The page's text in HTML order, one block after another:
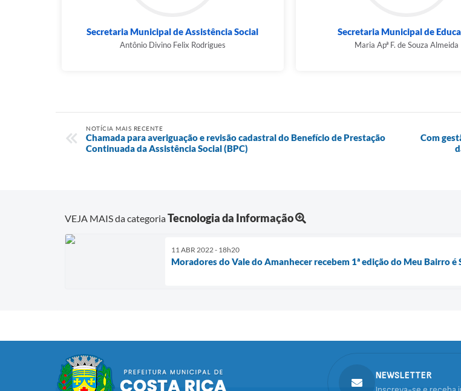
Secretaria Municipal de Assistência Social
Antônio Divino Felix Rodrigues
Secretaria Municipal de
Maria Apª F. de Souza Almeida
NOTÍCIA MAIS RECENTE
Chamada para averiguação e revisão cadastral do Benefício de Prestação
Continuada da Assistência Social (BPC)
Com
VEJA MAIS da categoriaTecnologia da Informação
11 ABR 2022 - 18h20
Moradores do Vale do Amanhecer recebem 1ª edição do Meu Bairro é
NEWSLETTER